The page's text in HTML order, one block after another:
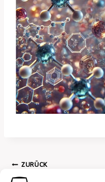
Beitrags-
ZURÜCK